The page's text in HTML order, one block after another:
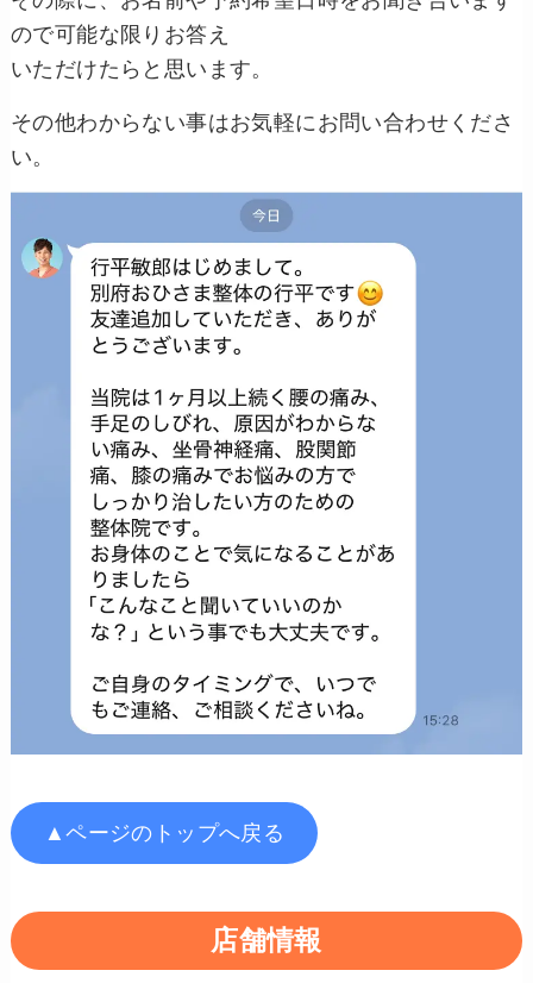
ので可能な限りお答え
いただけたらと思います。
その他わからない事はお気軽にお問い合わせくださ
い。
▲ページのトップへ戻る
店舗情報